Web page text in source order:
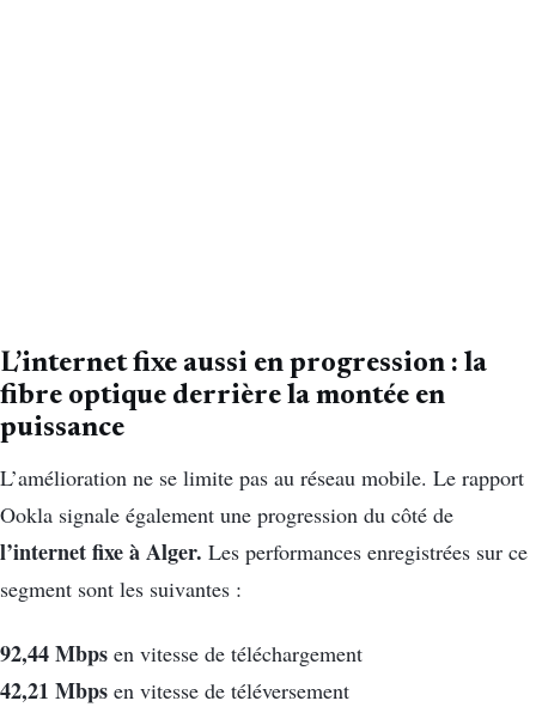
L’internet fixe aussi en progression : la
fibre optique derrière la montée en
puissance
L’amélioration ne se limite pas au réseau mobile. Le rapport
Ookla signale également une progression du côté de
l’internet fixe à Alger. Les performances enregistrées sur ce
segment sont les suivantes :
92,44 Mbps en vitesse de téléchargement
42,21 Mbps en vitesse de téléversement